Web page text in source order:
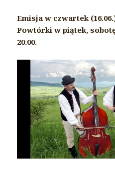
Emisja w czwartek
Powtórki w piątek,
20.00.